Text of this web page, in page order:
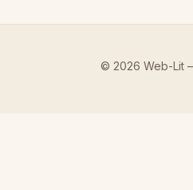
© 2026 Web-Lit